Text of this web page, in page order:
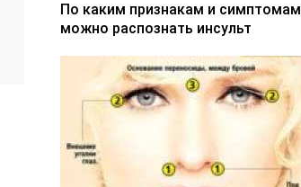
По каким признакам и симптомам
можно распознать инсульт